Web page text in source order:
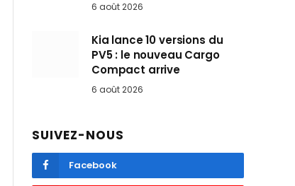
6 août 2026
Kia lance 10 versions du
PV5 : le nouveau Cargo
Compact arrive
6 août 2026
SUIVEZ-NOUS
Facebook